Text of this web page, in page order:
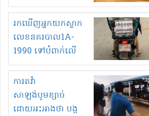
ឆ្នាំ២០៣០
រកឃើញអ្នកយកស្លាក
លេខនគរបាល1A-
1990 ទៅបំពាក់លើ
ម៉ូតូរបស់ខ្លួន ដាកផ្លាក
រត់ឌុបហើយ
ការតវ៉ា
សាឡង់បូមខ្សាច់
ដោយអះអាងថា បង្ក